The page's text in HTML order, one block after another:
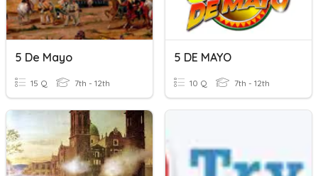
5 De Mayo
15 Q 7th - 12th
5 DE MAYO
10 Q 7th - 12th